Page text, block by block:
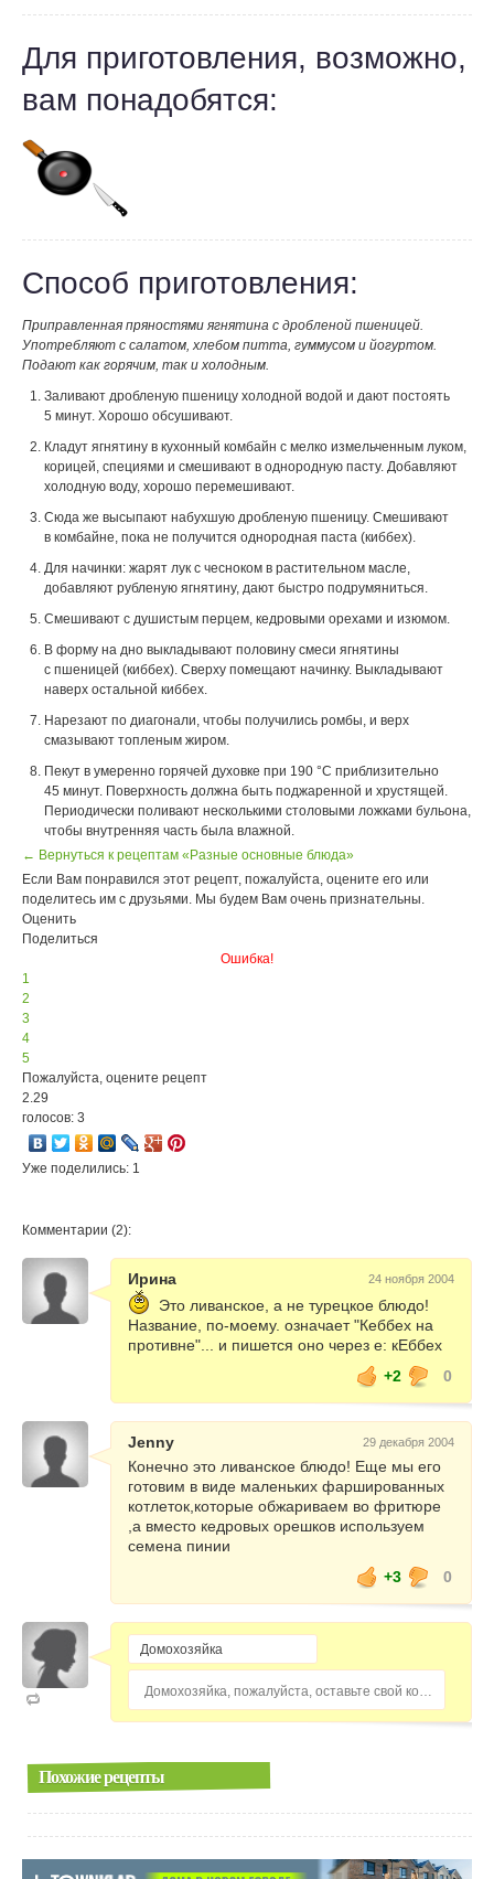
Для приготовления, возможно,
вам понадобятся:
Способ приготовления:
Приправленная пряностями ягнятина с дробленой пшеницей.
Употребляют с салатом, хлебом питта, гуммусом и йогуртом.
Подают как горячим, так и холодным.
Заливают дробленую пшеницу холодной водой и дают постоять
5 минут. Хорошо обсушивают.
Кладут ягнятину в кухонный комбайн с мелко измельченным луком,
корицей, специями и смешивают в однородную пасту. Добавляют
холодную воду, хорошо перемешивают.
Сюда же высыпают набухшую дробленую пшеницу. Смешивают
в комбайне, пока не получится однородная паста (киббех).
Для начинки: жарят лук с чесноком в растительном масле,
добавляют рубленую ягнятину, дают быстро подрумяниться.
Смешивают с душистым перцем, кедровыми орехами и изюмом.
В форму на дно выкладывают половину смеси ягнятины
с пшеницей (киббех). Сверху помещают начинку. Выкладывают
наверх остальной киббех.
Нарезают по диагонали, чтобы получились ромбы, и верх
смазывают топленым жиром.
Пекут в умеренно горячей духовке при 190 °С приблизительно
45 минут. Поверхность должна быть поджаренной и хрустящей.
Периодически поливают несколькими столовыми ложками бульона,
чтобы внутренняя часть была влажной.
← Вернуться к рецептам «Разные основные блюда»
Если Вам понравился этот рецепт, пожалуйста, оцените его или
поделитесь им с друзьями. Мы будем Вам очень признательны.
Оценить
Поделиться
Ошибка!
1
2
3
4
5
Пожалуйста, оцените рецепт
2.29
голосов: 3
Уже поделились: 1
Комментарии (2):
Ирина 24 ноября 2004
Это ливанское, а не турецкое блюдо!
Название, по-моему. означает "Кеббех на
противне"... и пишется оно через е: кЕббех
+2
0
Jenny 29 декабря 2004
Конечно это ливанское блюдо! Еще мы его
готовим в виде маленьких фаршированных
котлеток,которые обжариваем во фритюре
,а вместо кедровых орешков используем
семена пинии
+3
0
Домохозяйка, пожалуйста, оставьте свой комментарий...
Похожие рецепты